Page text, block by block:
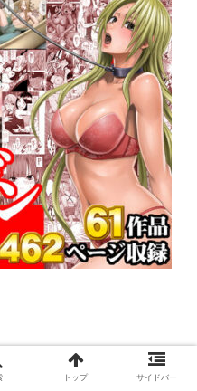
トップ サイドバー